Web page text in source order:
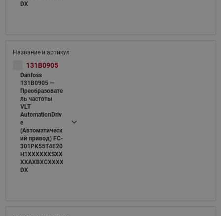
DX
131B0905
Danfoss
131B0905 —
Преобразовате
ль частоты
VLT
AutomationDriv
e
(Автоматическ
ий привод) FC-
301PK55T4E20
H1XXXXXXSXX
XXAXBXCXXXX
DX